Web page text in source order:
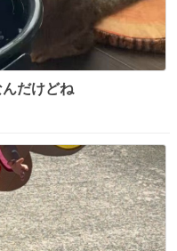
だけどね